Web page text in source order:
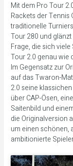
Mit dem Pro Tour
Rackets der Tennis
traditionelle
Tour 280 und
Frage, die sich
Tour 2.0 genau wie
Im Gegensatz zur
auf das Twaron-
2.0 seine
über CAP-Ösen,
Saitenbild und
die Originalversion
um einen schönen,
ambitionierte